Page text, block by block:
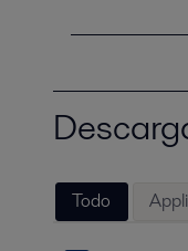
Todo